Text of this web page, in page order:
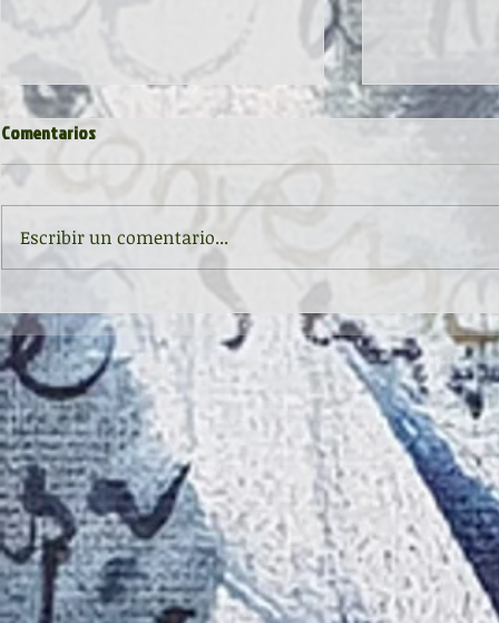
Inauguración de la exposición
'Raigambre', de Agustín García y
Aurelio González Ovies
II
RELATO Y
GONZÁLEZ
Comentarios
Escribir un comentario...